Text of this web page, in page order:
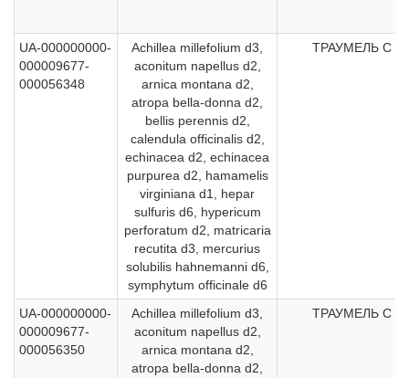
UA-000000000-
000009677-
000056348
Achillea millefolium d3,
aconitum napellus d2,
arnica montana d2,
atropa bella-donna d2,
bellis perennis d2,
calendula officinalis d2,
echinacea d2, echinacea
purpurea d2, hamamelis
virginiana d1, hepar
sulfuris d6, hypericum
perforatum d2, matricaria
recutita d3, mercurius
solubilis hahnemanni d6,
symphytum officinale d6
ТРАУМЕЛЬ С
UA-000000000-
000009677-
000056350
Achillea millefolium d3,
aconitum napellus d2,
arnica montana d2,
atropa bella-donna d2,
ТРАУМЕЛЬ С